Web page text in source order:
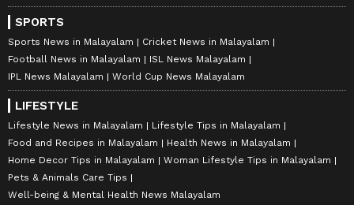
SPORTS
Sports News in Malayalam
Cricket News in Malayalam
Football News in Malayalam
ISL News Malayalam
IPL News Malayalam
World Cup News Malayalam
LIFESTYLE
Lifestyle News in Malayalam
Lifestyle Tips in Malayalam
Food and Recipes in Malayalam
Health News in Malayalam
Home Decor Tips in Malayalam
Woman Lifestyle Tips in Malayalam
Pets & Animals Care Tips
Well-being & Mental Health News Malayalam